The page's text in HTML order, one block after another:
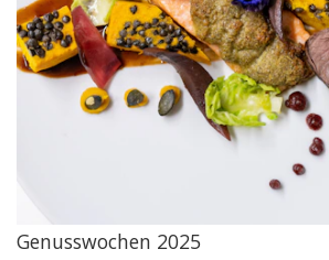
Genusswochen 2025